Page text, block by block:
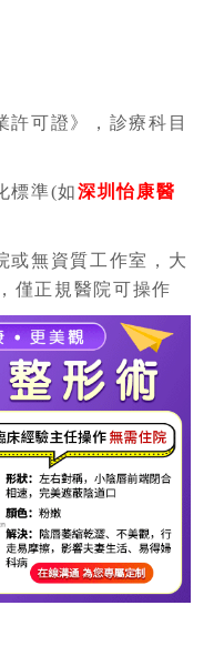
許可證》，診療科目
標準(如深圳怡康醫
或無資質工作室，大
僅正規醫院可操作